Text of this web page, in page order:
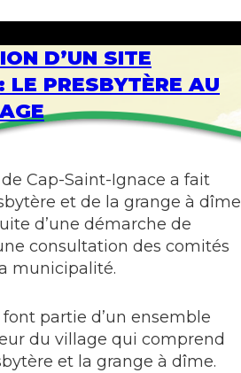
D’UN SITE
PRESBYTÈRE AU
Cap-Saint-Ignace a fait
et de la grange à dîme
d’une démarche de
consultation des comités
municipalité.
partie d’un ensemble
du village qui comprend
et la grange à dîme.